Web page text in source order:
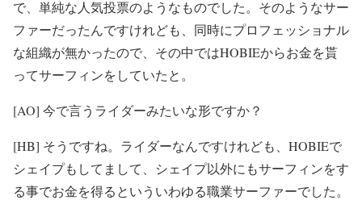
で、単純な人気投票のようなものでした。そのようなサー
ファーだったんですけれども、同時にプロフェッショナル
な組織が無かったので、その中ではHOBIEからお金を貰
ってサーフィンをしていたと。
[AO] 今で言うライダーみたいな形ですか？
[HB] そうですね。ライダーなんですけれども、HOBIEで
シェイプもしてまして、シェイプ以外にもサーフィンをす
る事でお金を得るといういわゆる職業サーファーでした。